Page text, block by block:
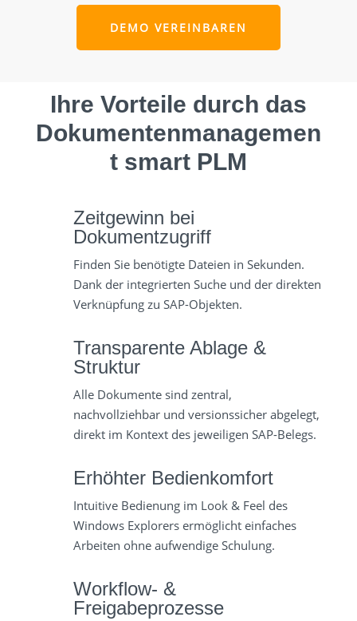
DEMO VEREINBAREN
Ihre Vorteile durch das
Dokumentenmanagemen
t smart PLM
Zeitgewinn bei
Dokumentzugriff
Finden Sie benötigte Dateien in Sekunden.
Dank der integrierten Suche und der direkten
Verknüpfung zu SAP-Objekten.
Transparente Ablage &
Struktur
Alle Dokumente sind zentral,
nachvollziehbar und versionssicher abgelegt,
direkt im Kontext des jeweiligen SAP-Belegs.
Erhöhter Bedienkomfort
Intuitive Bedienung im Look & Feel des
Windows Explorers ermöglicht einfaches
Arbeiten ohne aufwendige Schulung.
Workflow- &
Freigabeprozesse